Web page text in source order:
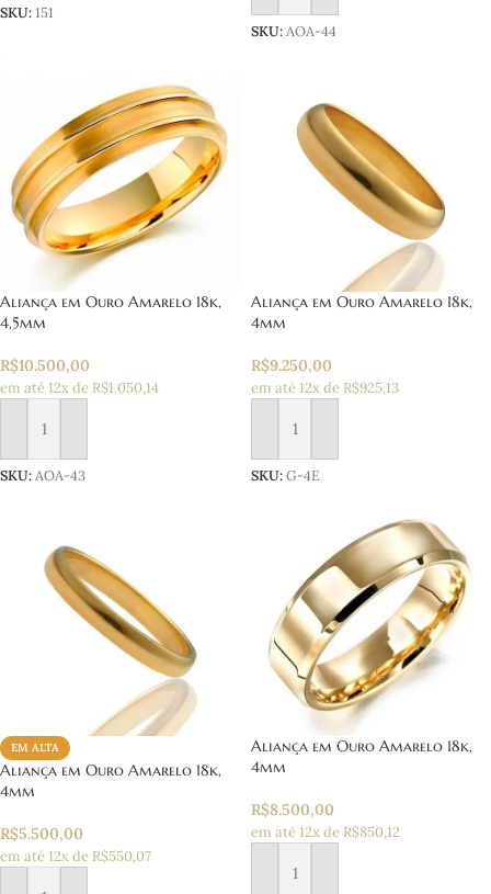
SKU:151
SKU: AOA-44
Aliança em Ouro Amarelo 18k,
4,5mm
R$10.500,00
em até 12x de R$1.050,14
Adicionar ao carrinho
SKU:AOA-43
Aliança em Ouro Amarelo 18k,
4mm
R$9.250,00
em até 12x de R$925,13
Adicionar ao carrinho
SKU:G-4E
EM ALTA
Aliança em Ouro Amarelo 18k,
4mm
R$5.500,00
em até 12x de R$550,07
Aliança em Ouro Amarelo 18k,
4mm
R$8.500,00
em até 12x de R$850,12
Adicionar ao carrinho